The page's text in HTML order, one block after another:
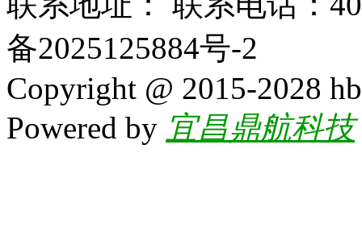
备2025125884号-2
Copyright @ 2015-2028
Powered by 宜昌鼎航科技